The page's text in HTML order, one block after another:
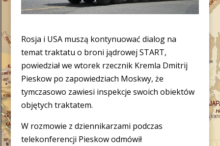
Rosja i USA muszą kontynuować dialog na
temat traktatu o broni jądrowej START,
powiedział we wtorek rzecznik Kremla Dmitrij
Pieskow po zapowiedziach Moskwy, że
tymczasowo zawiesi inspekcje swoich obiektów
objętych traktatem.
W rozmowie z dziennikarzami podczas
telekonferencji Pieskow odmówił